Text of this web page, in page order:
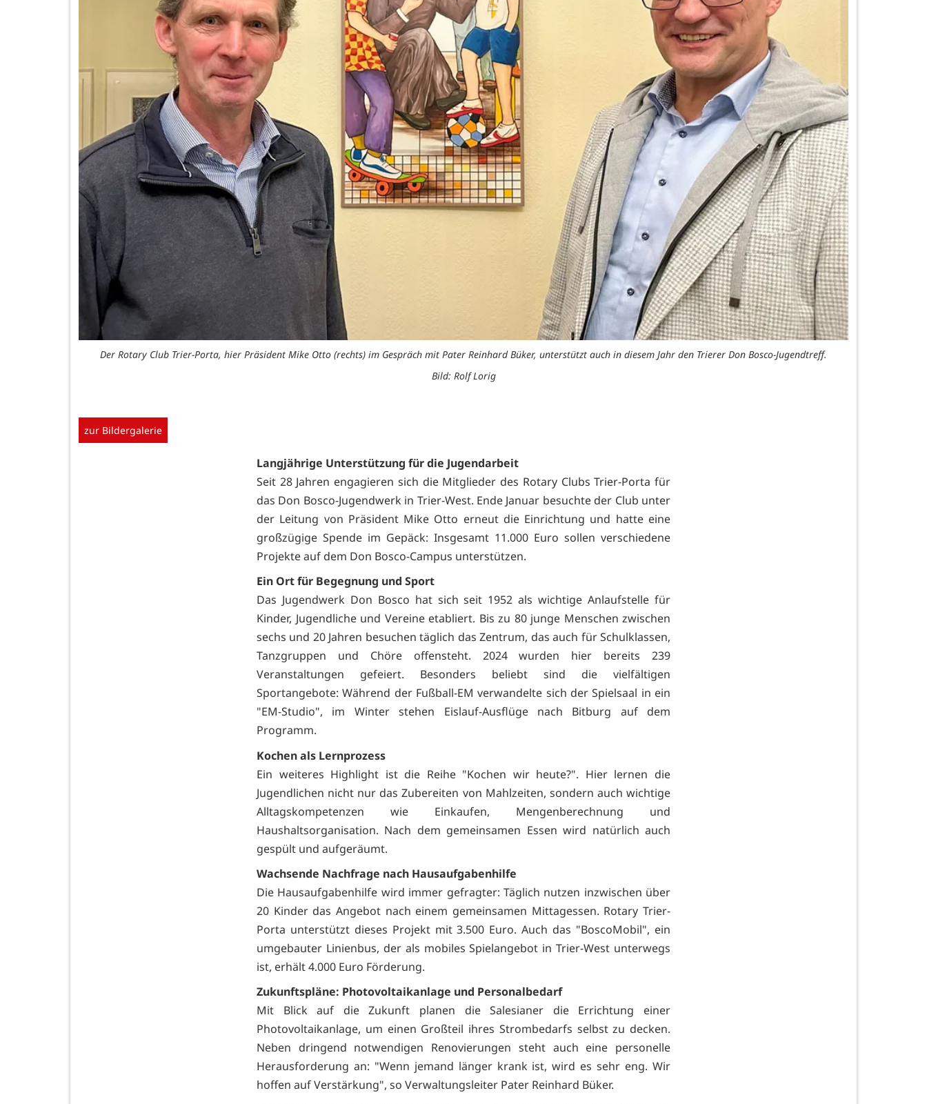
Der Rotary Club Trier-Porta, hier Präsident Mike Otto (rechts) im Gespräch mit Pater Reinhard Büker, unterstützt auch in diesem Jahr den Trierer Don Bosco-Jugendtreff.
Bild: Rolf Lorig
zur Bildergalerie
Langjährige Unterstützung für die Jugendarbeit
Seit 28 Jahren engagieren sich die Mitglieder des Rotary Clubs Trier-Porta für
das Don Bosco-Jugendwerk in Trier-West. Ende Januar besuchte der Club unter
der Leitung von Präsident Mike Otto erneut die Einrichtung und hatte eine
großzügige Spende im Gepäck: Insgesamt 11.000 Euro sollen verschiedene
Projekte auf dem Don Bosco-Campus unterstützen.
Ein Ort für Begegnung und Sport
Das Jugendwerk Don Bosco hat sich seit 1952 als wichtige Anlaufstelle für
Kinder, Jugendliche und Vereine etabliert. Bis zu 80 junge Menschen zwischen
sechs und 20 Jahren besuchen täglich das Zentrum, das auch für Schulklassen,
Tanzgruppen und Chöre offensteht. 2024 wurden hier bereits 239
Veranstaltungen gefeiert. Besonders beliebt sind die vielfältigen
Sportangebote: Während der Fußball-EM verwandelte sich der Spielsaal in ein
"EM-Studio", im Winter stehen Eislauf-Ausflüge nach Bitburg auf dem
Programm.
Kochen als Lernprozess
Ein weiteres Highlight ist die Reihe "Kochen wir heute?". Hier lernen die
Jugendlichen nicht nur das Zubereiten von Mahlzeiten, sondern auch wichtige
Alltagskompetenzen wie Einkaufen, Mengenberechnung und
Haushaltsorganisation. Nach dem gemeinsamen Essen wird natürlich auch
gespült und aufgeräumt.
Wachsende Nachfrage nach Hausaufgabenhilfe
Die Hausaufgabenhilfe wird immer gefragter: Täglich nutzen inzwischen über
20 Kinder das Angebot nach einem gemeinsamen Mittagessen. Rotary Trier-
Porta unterstützt dieses Projekt mit 3.500 Euro. Auch das "BoscoMobil", ein
umgebauter Linienbus, der als mobiles Spielangebot in Trier-West unterwegs
ist, erhält 4.000 Euro Förderung.
Zukunftspläne: Photovoltaikanlage und Personalbedarf
Mit Blick auf die Zukunft planen die Salesianer die Errichtung einer
Photovoltaikanlage, um einen Großteil ihres Strombedarfs selbst zu decken.
Neben dringend notwendigen Renovierungen steht auch eine personelle
Herausforderung an: "Wenn jemand länger krank ist, wird es sehr eng. Wir
hoffen auf Verstärkung", so Verwaltungsleiter Pater Reinhard Büker.